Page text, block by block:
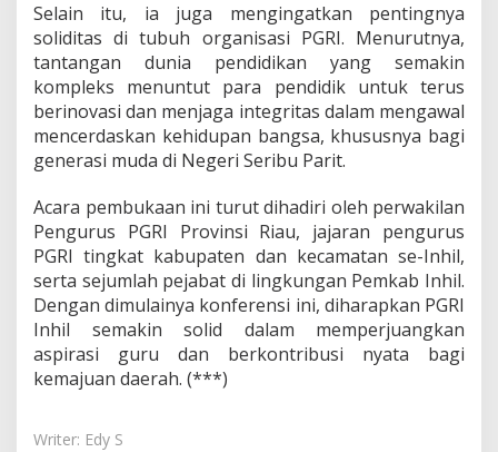
Selain itu, ia juga mengingatkan pentingnya
soliditas di tubuh organisasi PGRI. Menurutnya,
tantangan dunia pendidikan yang semakin
kompleks menuntut para pendidik untuk terus
berinovasi dan menjaga integritas dalam mengawal
mencerdaskan kehidupan bangsa, khususnya bagi
generasi muda di Negeri Seribu Parit.
Acara pembukaan ini turut dihadiri oleh perwakilan
Pengurus PGRI Provinsi Riau, jajaran pengurus
PGRI tingkat kabupaten dan kecamatan se-Inhil,
serta sejumlah pejabat di lingkungan Pemkab Inhil.
Dengan dimulainya konferensi ini, diharapkan PGRI
Inhil semakin solid dalam memperjuangkan
aspirasi guru dan berkontribusi nyata bagi
kemajuan daerah. (***)
Writer: Edy S